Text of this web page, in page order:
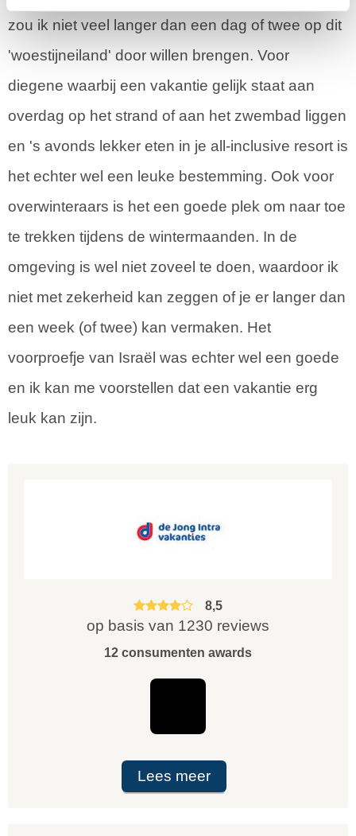
zou ik niet veel langer dan een dag of twee op dit
'woestijneiland' door willen brengen. Voor
diegene waarbij een vakantie gelijk staat aan
overdag op het strand of aan het zwembad liggen
en 's avonds lekker eten in je all-inclusive resort is
het echter wel een leuke bestemming. Ook voor
overwinteraars is het een goede plek om naar toe
te trekken tijdens de wintermaanden. In de
omgeving is wel niet zoveel te doen, waardoor ik
niet met zekerheid kan zeggen of je er langer dan
een week (of twee) kan vermaken. Het
voorproefje van Israël was echter wel een goede
en ik kan me voorstellen dat een vakantie erg
leuk kan zijn.
8,5
op basis van 1230 reviews
12 consumenten awards
Lees meer